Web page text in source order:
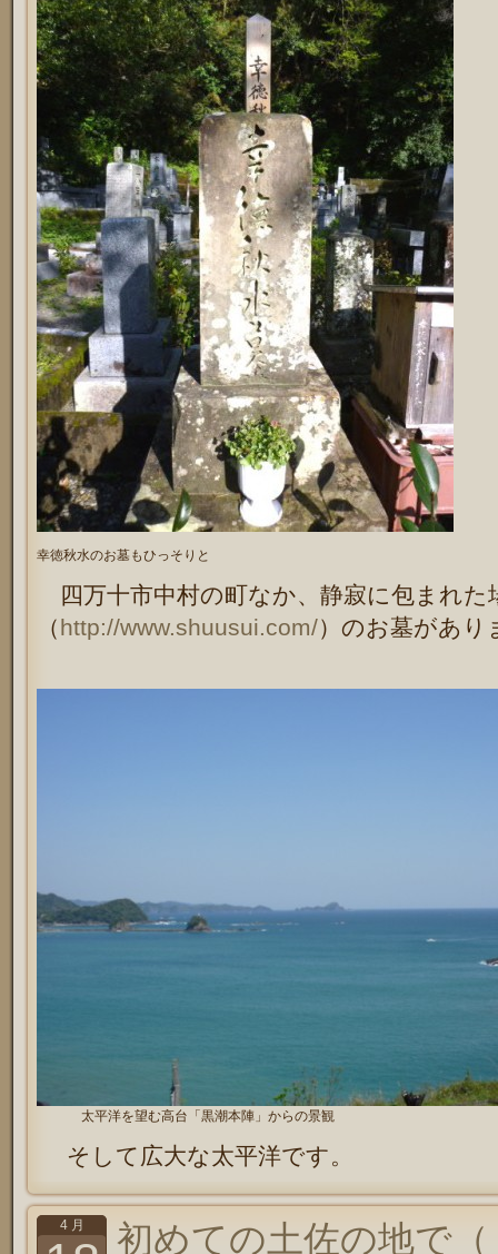
幸徳秋水のお墓もひっそりと
四万十市中村の町なか、静寂に包まれた
（http://www.shuusui.com/）のお墓があり
太平洋を望む高台「黒潮本陣」からの景観
そして広大な太平洋です。
4 月 初めての土佐の地で（